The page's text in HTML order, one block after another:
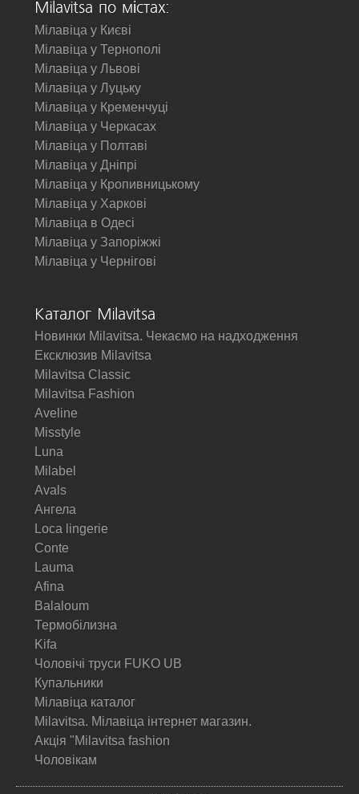
Milavitsa по містах:
Мілавіца у Києві
Мілавіца у Тернополі
Мілавіца у Львові
Мілавіца у Луцьку
Мілавіца у Кременчуці
Мілавіца у Черкасах
Мілавіца у Полтаві
Мілавіца у Дніпрі
Мілавіца у Кропивницькому
Мілавіца у Харкові
Мілавіца в Одесі
Мілавіца у Запоріжжі
Мілавіца у Чернігові
Каталог Milavitsa
Новинки Milavitsa. Чекаємо на надходження
Ексклюзив Milavitsa
Milavitsa Classic
Milavitsa Fashion
Aveline
Misstyle
Luna
Milabel
Avals
Ангела
Loca lingerie
Conte
Lauma
Afina
Balaloum
Термобілизна
Kifa
Чоловічі труси FUKO UB
Купальники
Мілавіца каталог
Milavitsa. Мілавіца інтернет магазин.
Акція "Milavitsa fashion
Чоловікам